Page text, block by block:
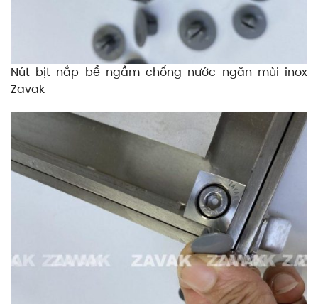
Nút bịt nắp bể ngầm chống nước ngăn mùi inox
Zavak